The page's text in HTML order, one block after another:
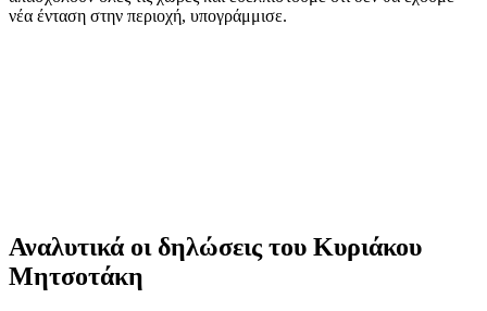
νέα ένταση στην περιοχή, υπογράμμισε.
Αναλυτικά οι δηλώσεις του Κυριάκου
Μητσοτάκη